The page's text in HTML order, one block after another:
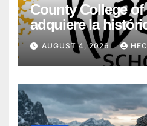
County College of
adquiere la
School
AUGUST 4, 2026